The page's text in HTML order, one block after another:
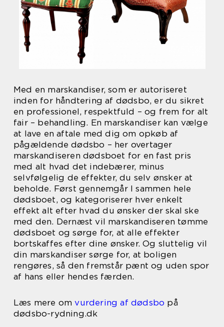
Med en marskandiser, som er autoriseret
inden for håndtering af dødsbo, er du sikret
en professionel, respektfuld – og frem for alt
fair – behandling. En marskandiser kan vælge
at lave en aftale med dig om opkøb af
pågældende dødsbo – her overtager
marskandiseren dødsboet for en fast pris
med alt hvad det indebærer, minus
selvfølgelig de effekter, du selv ønsker at
beholde. Først gennemgår I sammen hele
dødsboet, og kategoriserer hver enkelt
effekt alt efter hvad du ønsker der skal ske
med den. Dernæst vil marskandiseren tømme
dødsboet og sørge for, at alle effekter
bortskaffes efter dine ønsker. Og sluttelig vil
din marskandiser sørge for, at boligen
rengøres, så den fremstår pænt og uden spor
af hans eller hendes færden.
Læs mere omvurdering af dødsbo på
dødsbo-rydning.dk